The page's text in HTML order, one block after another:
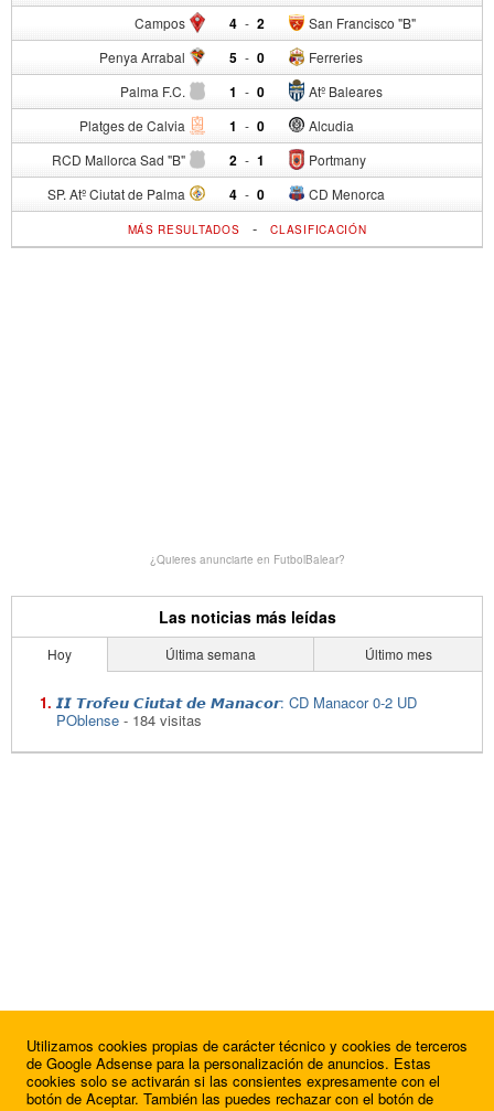
Campos 4 - San Francisco "B"
2
Penya Arrabal 5 - Ferreries
0
Palma F.C. 1 - Atº Baleares
0
Platges de Calvia 1 - Alcudia
0
RCD Mallorca Sad "B" 2 - Portmany
1
SP. Atº Ciutat de Palma 4 - CD Menorca
0
MÁS RESULTADOS -CLASIFICACIÓN
¿Quieres anunciarte en FutbolBalear?
Las noticias más leídas
Hoy Última semana Último mes
𝙄𝙄 𝙏𝙧𝙤𝙛𝙚𝙪 𝘾𝙞𝙪𝙩𝙖𝙩 𝙙𝙚 𝙈𝙖𝙣𝙖𝙘𝙤𝙧: CD Manacor 0-2 UD
POblense - 184 visitas
Utilizamos cookies propias de carácter técnico y cookies de terceros
de Google Adsense para la personalización de anuncios. Estas
cookies solo se activarán si las consientes expresamente con el
botón de Aceptar. También las puedes rechazar con el botón de